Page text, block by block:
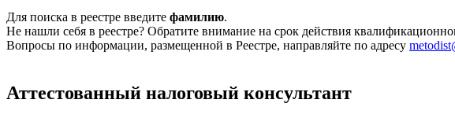
Для поиска в реестре введите фамилию.
Не нашли себя в реестре? Обратите внимание на срок действия
Вопросы по информации, размещенной в Реестре, направляйте по адресу
Аттестованный налоговый консультант